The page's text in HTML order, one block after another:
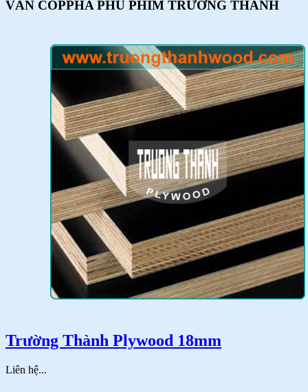
VÁN COPPHA PHỦ PHIM TRƯỜNG THÀNH
Trường Thành Plywood 18mm
Liên hệ...